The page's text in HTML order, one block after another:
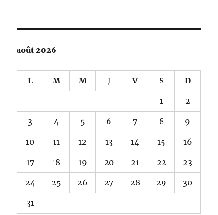
août 2026
L M M J V S D
1 2
3 4 5 6 7 8 9
10 11 12 13 14 15 16
17 18 19 20 21 22 23
24 25 26 27 28 29 30
31